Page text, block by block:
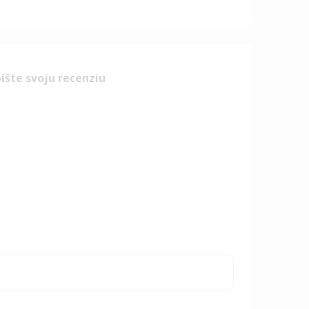
svoju recenziu